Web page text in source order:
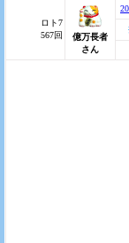
ロト7
567回
億万長者
さん